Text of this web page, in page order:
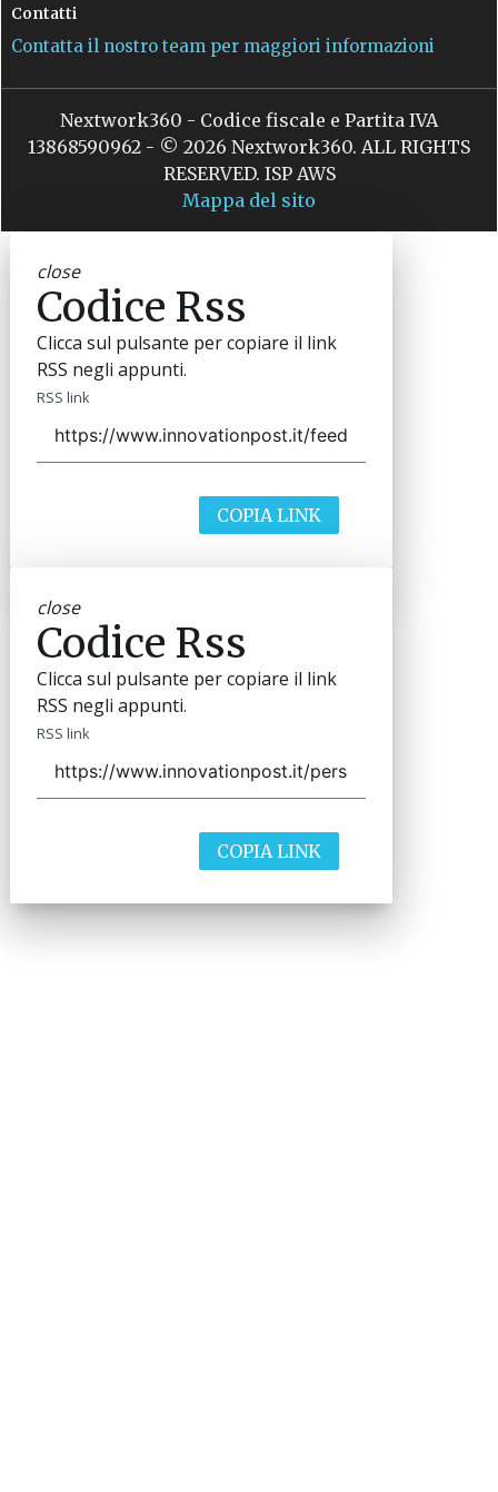
Contatti
Contatta il nostro team per maggiori informazioni
Nextwork360 - Codice fiscale e Partita IVA
13868590962 - © 2026 Nextwork360. ALL RIGHTS
RESERVED. ISP AWS
Mappa del sito
close
Codice Rss
Clicca sul pulsante per copiare il link
RSS negli appunti.
RSS link
COPIA LINK
close
Codice Rss
Clicca sul pulsante per copiare il link
RSS negli appunti.
RSS link
COPIA LINK